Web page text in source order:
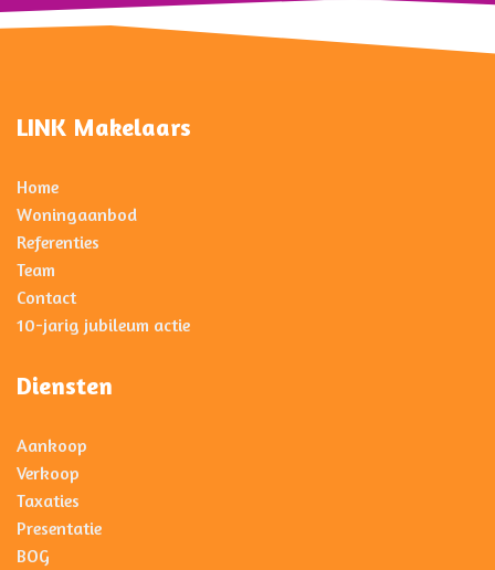
LINK Makelaars
Home
Woningaanbod
Referenties
Team
Contact
10-jarig jubileum actie
Diensten
Aankoop
Verkoop
Taxaties
Presentatie
BOG